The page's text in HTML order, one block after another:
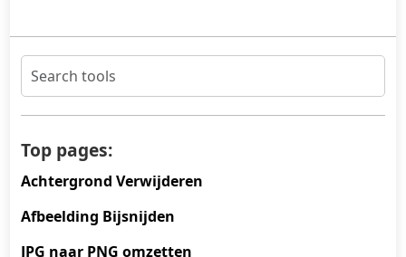
Top pages:
Achtergrond Verwijderen
Afbeelding Bijsnijden
JPG naar PNG omzetten